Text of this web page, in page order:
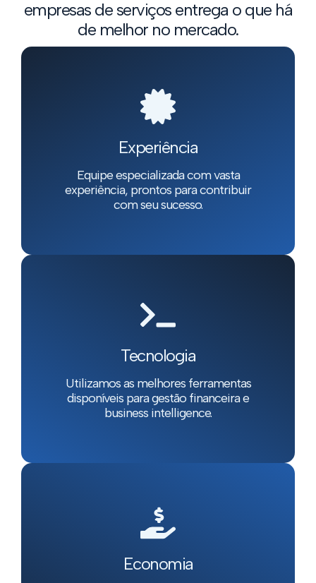
empresas de serviços entrega o que há
de melhor no mercado.
Experiência
Equipe especializada com vasta
experiência, prontos para contribuir
com seu sucesso.
Tecnologia
Utilizamos as melhores ferramentas
disponíveis para gestão financeira e
business intelligence.
Economia